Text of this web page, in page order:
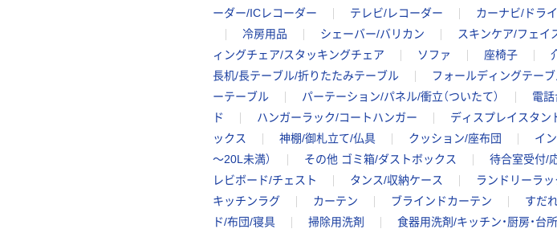
ーダー/ICレコーダー
テレビ/レコーダー カーナビ/ドラ
冷房用品
シェーバー/バリカン スキンケア/フェイ
ィングチェア/スタッキングチェア
ソファ 座椅子
長机/長テーブル/折りたたみテーブル
フォールディングテー
ーテーブル
パーテーション/パネル/衝立（ついたて） 電
ド
ハンガーラック/コートハンガー ディスプレイスタン
ックス
神棚/御札立て/仏具 クッション/座布団 イ
～20L未満）
その他 ゴミ箱/ダストボックス 待合室受付/
レビボード/チェスト
タンス/収納ケース ランドリーラッ
キッチンラグ
カーテン ブラインドカーテン すだ
ド/布団/寝具
掃除用洗剤 食器用洗剤/キッチン・厨房・台